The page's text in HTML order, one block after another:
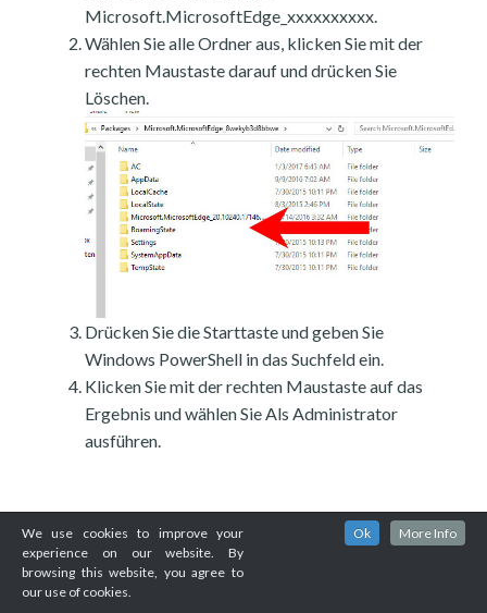
Microsoft.MicrosoftEdge_xxxxxxxxxx.
Wählen Sie alle Ordner aus, klicken Sie mit der
rechten Maustaste darauf und drücken Sie
Löschen.
Drücken Sie die Starttaste und geben Sie
Windows PowerShell in das Suchfeld ein.
Klicken Sie mit der rechten Maustaste auf das
Ergebnis und wählen Sie Als Administrator
ausführen.
We use cookies to improve your
experience on our website. By
browsing this website, you agree to
our use of cookies.
Ok More Info